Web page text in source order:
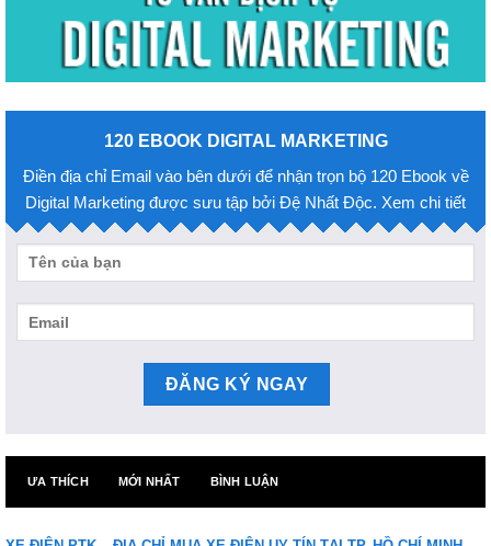
120 EBOOK DIGITAL MARKETING
Điền địa chỉ Email vào bên dưới để nhận trọn bộ 120 Ebook về
Digital Marketing được sưu tập bởi Đệ Nhất Độc. Xem chi tiết
ƯA THÍCH MỚI NHẤT BÌNH LUẬN